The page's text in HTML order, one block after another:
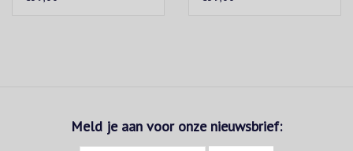
Meld je aan voor onze nieuwsbrief: